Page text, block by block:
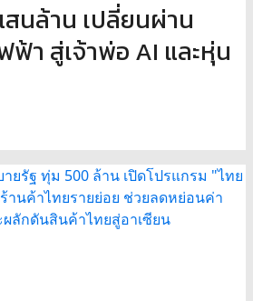
นล้าน เปลี่ยนผ่าน
ฟ้า สู่เจ้าพ่อ AI และหุ่น